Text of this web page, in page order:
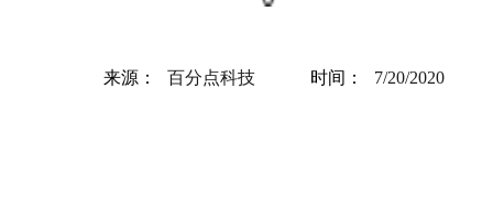
来源： 百分点科技 时间： 7/20/2020